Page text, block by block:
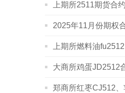
上期所2511期货合
2025年11月份期权
上期所燃料油
大商所鸡蛋JD2512
郑商所红枣CJ512